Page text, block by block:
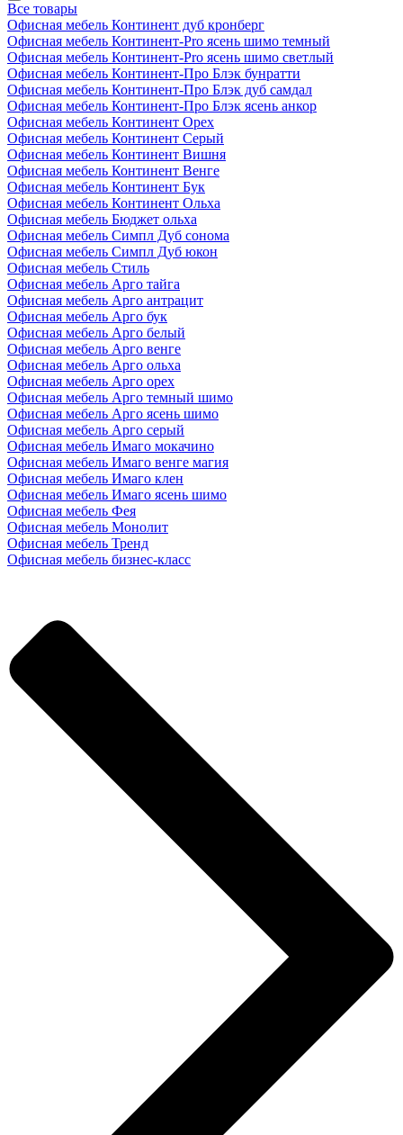
Все товары
Офисная мебель Континент дуб кронберг
Офисная мебель Континент-Pro ясень шимо темный
Офисная мебель Континент-Pro ясень шимо светлый
Офисная мебель Континент-Про Блэк бунратти
Офисная мебель Континент-Про Блэк дуб самдал
Офисная мебель Континент-Про Блэк ясень анкор
Офисная мебель Континент Орех
Офисная мебель Континент Серый
Офисная мебель Континент Вишня
Офисная мебель Континент Венге
Офисная мебель Континент Бук
Офисная мебель Континент Ольха
Офисная мебель Бюджет ольха
Офисная мебель Симпл Дуб сонома
Офисная мебель Симпл Дуб юкон
Офисная мебель Стиль
Офисная мебель Арго тайга
Офисная мебель Арго антрацит
Офисная мебель Арго бук
Офисная мебель Арго белый
Офисная мебель Арго венге
Офисная мебель Арго ольха
Офисная мебель Арго орех
Офисная мебель Арго темный шимо
Офисная мебель Арго ясень шимо
Офисная мебель Арго серый
Офисная мебель Имаго мокачино
Офисная мебель Имаго венге магия
Офисная мебель Имаго клен
Офисная мебель Имаго ясень шимо
Офисная мебель Фея
Офисная мебель Монолит
Офисная мебель Тренд
Офисная мебель бизнес-класс